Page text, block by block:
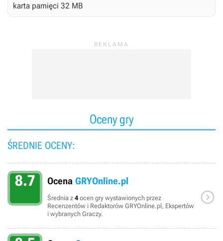
karta pamięci 32 MB
Oceny gry
ŚREDNIE OCENY:
8.7 Ocena GRYOnline.pl
Średnia z 4 ocen gry wystawionych przez
Recenzentów i Redaktorów GRYOnline.pl, Ekspertów
i wybranych Graczy.
